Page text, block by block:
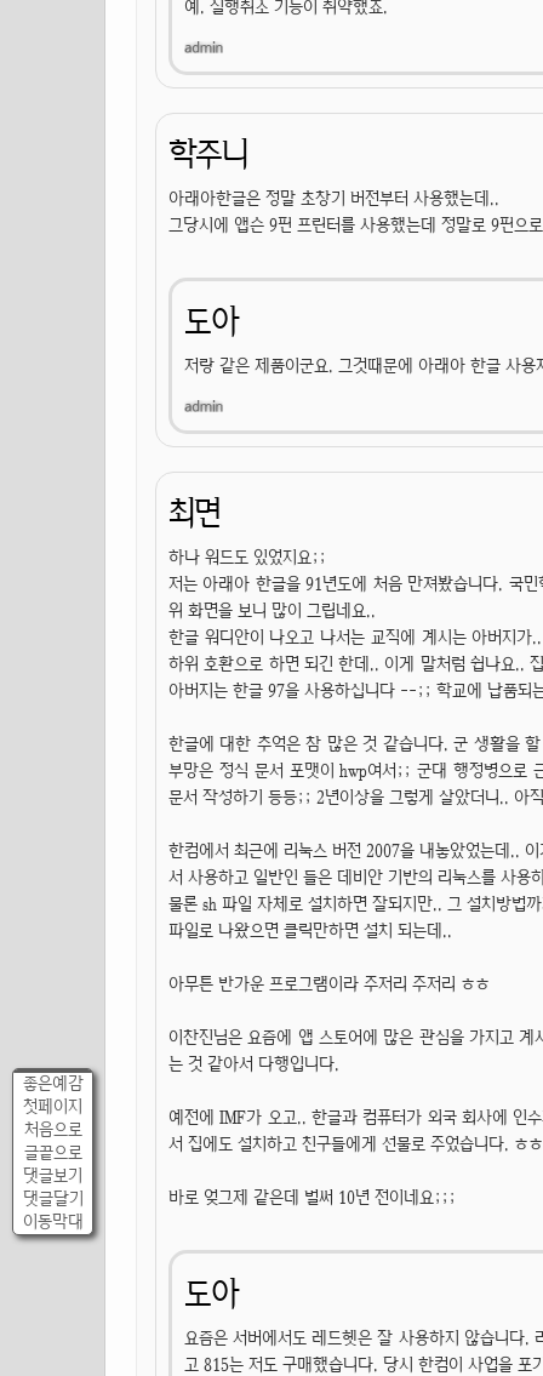
좋은예감
첫페이지
처음으로
글끝으로
댓글보기
댓글달기
이동막대
예. 실행취소 기능이 취약했죠.
학주니
아래아한글은 정말 초창기 버전부터 사용했는데..
그당시에 앱슨 9핀 프린터를 사용했는데 정말로 9핀
도아
저랑 같은 제품이군요. 그것때문에 아래아 한글 사용
최면
하나 워드도 있었지요;;
저는 아래아 한글을 91년도에 처음 만져봤습니다. 국
위 화면을 보니 많이 그립네요..
한글 워디안이 나오고 나서는 교직에 계시는 아버지
하위 호환으로 하면 되긴 한데.. 이게 말처럼 쉽나요..
아버지는 한글 97을 사용하십니다 --;; 학교에 납품되
한글에 대한 추억은 참 많은 것 같습니다. 군 생활을
부망은 정식 문서 포맷이 hwp여서;; 군대 행정병으로
문서 작성하기 등등;; 2년이상을 그렇게 살았더니.. 아
한컴에서 최근에 리눅스 버전 2007을 내놓았었는데..
서 사용하고 일반인 들은 데비안 기반의 리눅스를 사용
물론 sh 파일 자체로 설치하면 잘되지만.. 그 설치방법
파일로 나왔으면 클릭만하면 설치 되는데..
아무튼 반가운 프로그램이라 주저리 주저리 ㅎㅎ
이찬진님은 요즘에 앱 스토어에 많은 관심을 가지고
는 것 같아서 다행입니다.
예전에 IMF가 오고.. 한글과 컴퓨터가 외국 회사에 인
서 집에도 설치하고 친구들에게 선물로 주었습니다. ㅎㅎ
바로 엊그제 같은데 벌써 10년 전이네요;;;
도아
요즘은 서버에서도 레드헷은 잘 사용하지 않습니다.
고 815는 저도 구매했습니다. 당시 한컴이 사업을 포